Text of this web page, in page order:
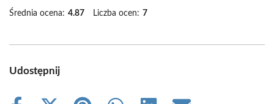
Średnia ocena: 4.87 Liczba ocen: 7
Udostępnij